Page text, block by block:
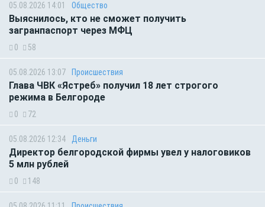
05.08.2026 14:01 Общество
Выяснилось, кто не сможет получить
загранпаспорт через МФЦ
0 58
05.08.2026 13:07 Происшествия
Глава ЧВК «Ястреб» получил 18 лет строгого
режима в Белгороде
0 72
05.08.2026 12:34 Деньги
Директор белгородской фирмы увел у налоговиков
5 млн рублей
0 148